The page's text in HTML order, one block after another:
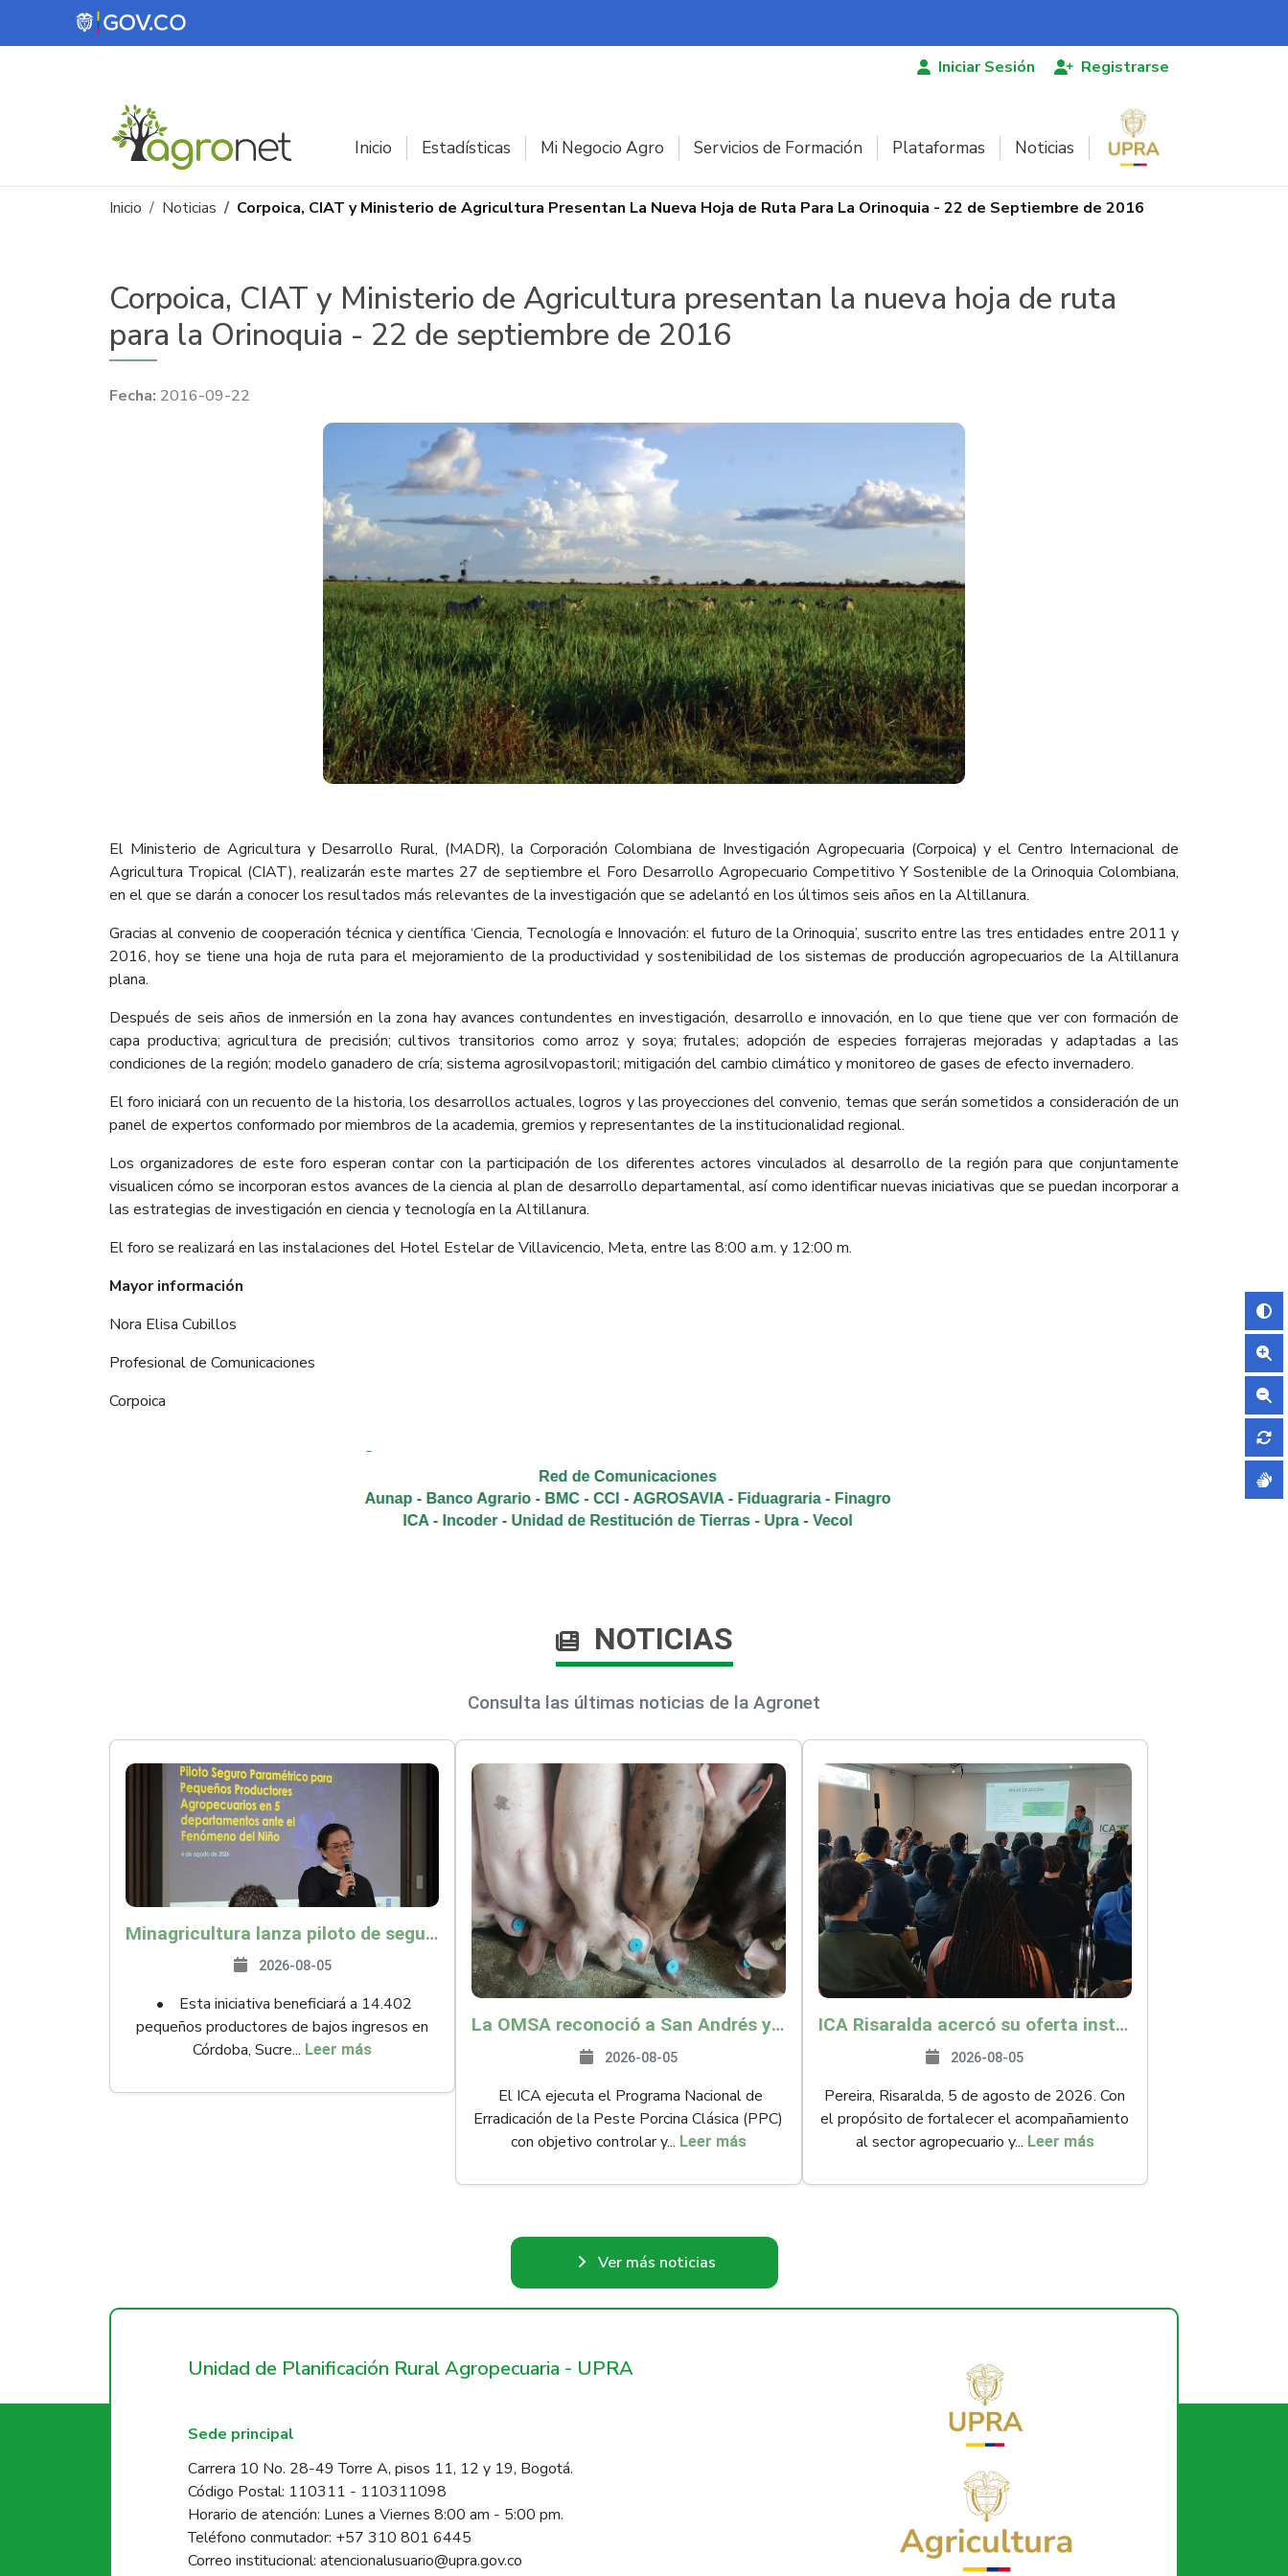
Pasar al contenido principal
Iniciar Sesión Registrarse
Inicio Estadísticas Mi Negocio Agro Servicios de Formación Plataformas Noticias
Ruta de navegación
Inicio Noticias Corpoica, CIAT y Ministerio de Agricultura Presentan La Nueva Hoja de Ruta Para La Orinoquia - 22 de Septiembre de 2016
Corpoica, CIAT y Ministerio de Agricultura presentan la nueva hoja de ruta
para la Orinoquia - 22 de septiembre de 2016
2016-09-22
El Ministerio de Agricultura y Desarrollo Rural, (MADR), la Corporación Colombiana de Investigación Agropecuaria (Corpoica) y el Centro Internacional de
Agricultura Tropical (CIAT), realizarán este martes 27 de septiembre el Foro Desarrollo Agropecuario Competitivo Y Sostenible de la Orinoquia Colombiana,
en el que se darán a conocer los resultados más relevantes de la investigación que se adelantó en los últimos seis años en la Altillanura.
Gracias al convenio de cooperación técnica y científica ‘Ciencia, Tecnología e Innovación: el futuro de la Orinoquia’, suscrito entre las tres entidades entre 2011 y
2016, hoy se tiene una hoja de ruta para el mejoramiento de la productividad y sostenibilidad de los sistemas de producción agropecuarios de la Altillanura
plana.
Después de seis años de inmersión en la zona hay avances contundentes en investigación, desarrollo e innovación, en lo que tiene que ver con formación de
capa productiva; agricultura de precisión; cultivos transitorios como arroz y soya; frutales; adopción de especies forrajeras mejoradas y adaptadas a las
condiciones de la región; modelo ganadero de cría; sistema agrosilvopastoril; mitigación del cambio climático y monitoreo de gases de efecto invernadero.
El foro iniciará con un recuento de la historia, los desarrollos actuales, logros y las proyecciones del convenio, temas que serán sometidos a consideración de un
panel de expertos conformado por miembros de la academia, gremios y representantes de la institucionalidad regional.
Los organizadores de este foro esperan contar con la participación de los diferentes actores vinculados al desarrollo de la región para que conjuntamente
visualicen cómo se incorporan estos avances de la ciencia al plan de desarrollo departamental, así como identificar nuevas iniciativas que se puedan incorporar a
las estrategias de investigación en ciencia y tecnología en la Altillanura.
El foro se realizará en las instalaciones del Hotel Estelar de Villavicencio, Meta, entre las 8:00 a.m. y 12:00 m.
Mayor información
Nora Elisa Cubillos
Profesional de Comunicaciones
Corpoica
NOTICIAS
Consulta las últimas noticias de la Agronet
Minagricultura lanza piloto de seguro agropecuario por $9.625 millones para proteger a más de 14.000 pequeños productores contra riesgos del Fenómeno de El Niño
2026-08-05
• Esta iniciativa beneficiará a 14.402
pequeños productores de bajos ingresos en
Córdoba, Sucre... Leer más
La OMSA reconoció a San Andrés y Providencia como zona libre de Peste Porcina Clásica (PPC)
2026-08-05
El ICA ejecuta el Programa Nacional de
Erradicación de la Peste Porcina Clásica (PPC)
con objetivo controlar y... Leer más
ICA Risaralda acercó su oferta institucional a productores y emprendedores en Expocamello
2026-08-05
Pereira, Risaralda, 5 de agosto de 2026. Con
el propósito de fortalecer el acompañamiento
al sector agropecuario y... Leer más
Ver más noticias
Unidad de Planificación Rural Agropecuaria - UPRA
Sede principal
Carrera 10 No. 28-49 Torre A, pisos 11, 12 y 19, Bogotá.
Código Postal: 110311 - 110311098
Horario de atención: Lunes a Viernes 8:00 am - 5:00 pm.
Teléfono conmutador: +57 310 801 6445
Correo institucional: atencionalusuario@upra.gov.co